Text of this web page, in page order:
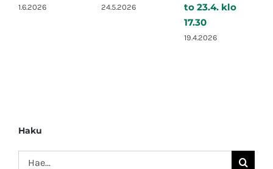
1.6.2026 24.5.2026
to 23.4. klo
17.30
19.4.2026
Haku
Etsi